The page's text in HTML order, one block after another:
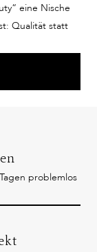
eine Nische
Qualität statt
problemlos